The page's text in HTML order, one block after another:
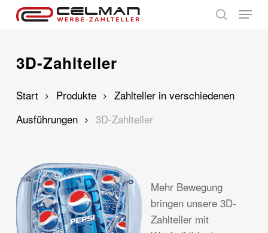
Skip
content
Menu
3D-Zahlteller
Start Produkte
Zahlteller in verschiedenen
Ausführungen
3D-Zahlteller
Mehr Bewegung
bringen unsere 3D-
Zahlteller mit